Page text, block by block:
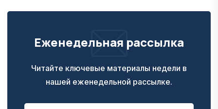
Еженедельная рассылка
Читайте ключевые материалы недели в
нашей еженедельной рассылке.